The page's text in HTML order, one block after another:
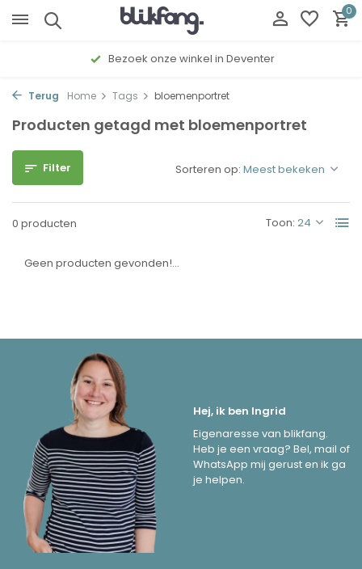
0
Bezoek onze winkel in Deventer
Terug Home Tags bloemenportret
Producten getagd met bloemenportret
Filter
0 producten Toon:
Sorteren op:
Geen producten gevonden!...
Hej, ik ben Ingrid
Eigenaresse van blikfang.
Heb je een vraag? Bel, mail of
WhatsApp mij gerust en ik ga
je helpen.